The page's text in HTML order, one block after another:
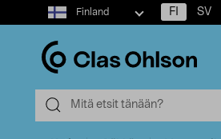
Select
market
Finland FI SV